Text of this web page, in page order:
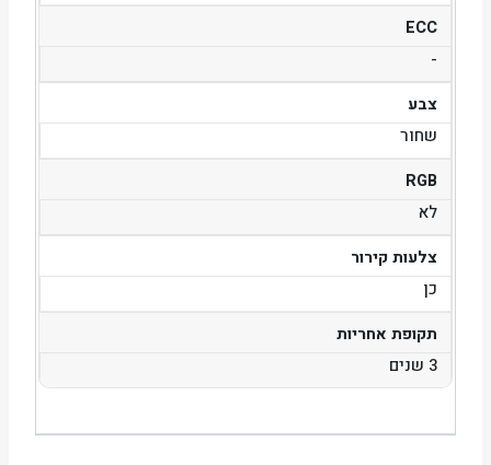
ECC
-
צבע
שחור
RGB
לא
צלעות קירור
כן
תקופת אחריות
3 שנים